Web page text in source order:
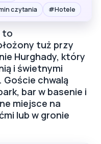
czytania #Hotele
to
tuż przy
Hurghady, który
i świetnymi
Goście chwalą
bar w basenie i
miejsce na
lub w gronie